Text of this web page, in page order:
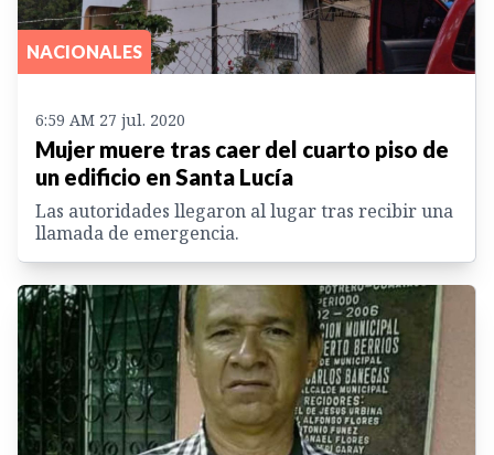
NACIONALES
6:59 AM 27 jul. 2020
Mujer muere tras caer del cuarto piso de
un edificio en Santa Lucía
Las autoridades llegaron al lugar tras recibir una
llamada de emergencia.